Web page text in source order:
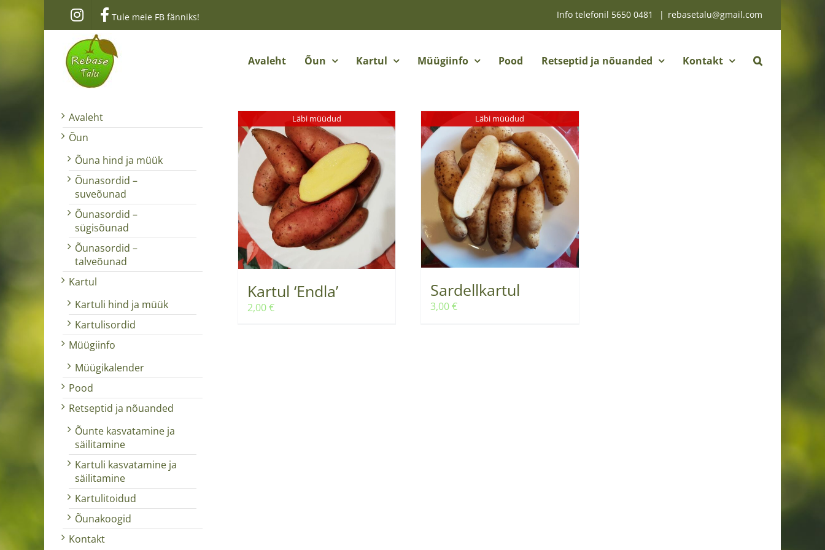
Tule meie FB fänniks! Info telefonil 5650 0481 | rebasetalu@gmail.com
Avaleht Õun Kartul Müügiinfo Pood Retseptid ja nõuanded Kontakt
Läbi müüdud
Kartul ‘Endla’
2,00€
Läbi müüdud
Sardellkartul
3,00€
Avaleht
Õun
Õuna hind ja müük
Õunasordid –
suveõunad
Õunasordid –
sügisõunad
Õunasordid –
talveõunad
Kartul
Kartuli hind ja müük
Kartulisordid
Müügiinfo
Müügikalender
Pood
Retseptid ja nõuanded
Õunte kasvatamine ja
säilitamine
Kartuli kasvatamine ja
säilitamine
Kartulitoidud
Õunakoogid
Kontakt